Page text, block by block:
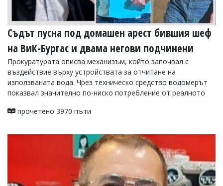
Съдът пусна под домашен арест бившия шеф
на ВиК-Бургас и двама негови подчинени
Прокуратурата описва механизъм, който започвал с
въздействие върху устройствата за отчитане на
използваната вода. Чрез техническо средство водомерът
показвал значително по-ниско потребление от реалното
прочетено 3970 пъти